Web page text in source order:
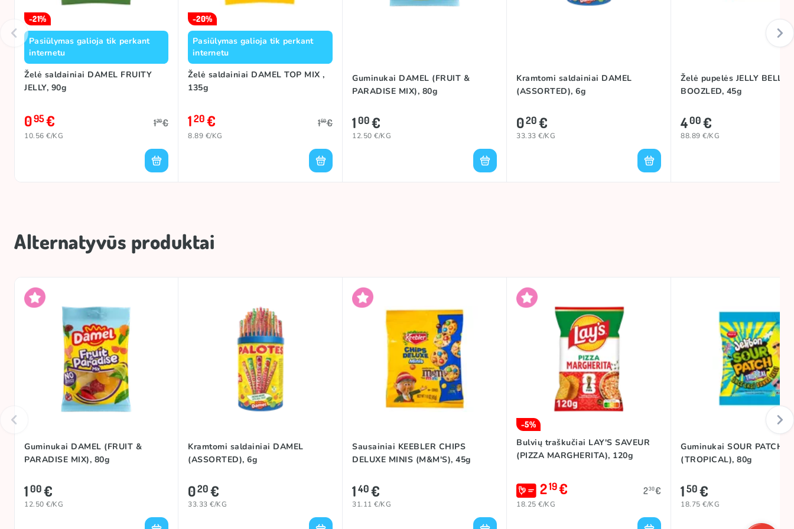
-21%
Pasiūlymas galioja tik perkant
internetu
Želė saldainiai DAMEL FRUITY
JELLY, 90g
095€ 120€
10.56 €/KG
-20%
Pasiūlymas galioja tik perkant
internetu
Želė saldainiai DAMEL TOP MIX ,
135g
120€ 150€
8.89 €/KG
Guminukai DAMEL (FRUIT &
PARADISE MIX), 80g
100€
12.50 €/KG
Kramtomi saldainiai DAMEL
(ASSORTED), 6g
020€
33.33 €/KG
Želė pupelės JELLY BELLY
BOOZLED, 45g
400€
88.89 €/KG
Alternatyvūs produktai
Guminukai DAMEL (FRUIT &
PARADISE MIX), 80g
100€
12.50 €/KG
Kramtomi saldainiai DAMEL
(ASSORTED), 6g
020€
33.33 €/KG
Sausainiai KEEBLER CHIPS
DELUXE MINIS (M&M'S), 45g
140€
31.11 €/KG
-5%
Bulvių traškučiai LAY'S SAVEUR
(PIZZA MARGHERITA), 120g
219€ 230€
18.25 €/KG
Guminukai SOUR PATCH
(TROPICAL), 80g
150€
18.75 €/KG